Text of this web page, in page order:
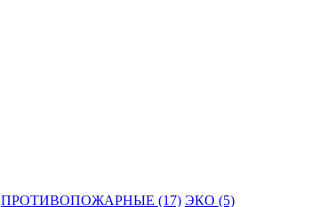
ПРОТИВОПОЖАРНЫЕ (17) ЭКО (5)